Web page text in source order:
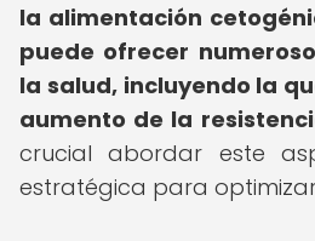
la alimentación
puede ofrecer
la salud, incluyendo la
aumento de la
crucial abordar este
estratégica para